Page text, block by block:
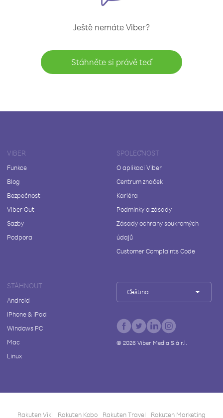
Ještě nemáte Viber?
Stáhněte si právě teď
VIBER
Funkce
Blog
Bezpečnost
Viber Out
Sazby
Podpora
SPOLEČNOST
O aplikaci Viber
Centrum značek
Kariéra
Podmínky a zásady
Zásady ochrany soukromých
údajů
Customer Complaints Code
STÁHNOUT
Android
iPhone & iPad
Windows PC
Mac
Linux
Čeština
© 2026Viber Media S.à r.l.
Rakuten Viki Rakuten Kobo Rakuten Travel Rakuten Marketing